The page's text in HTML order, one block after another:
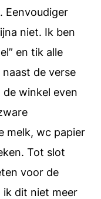
Eenvoudiger
niet. Ik ben
en tik alle
de verse
winkel even
melk, wc papier
Tot slot
voor de
ik dit niet meer